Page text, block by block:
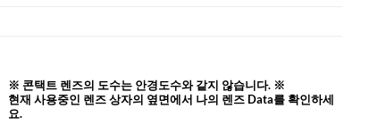
※ 콘택트 렌즈의 도수는 안경도수와 같지 않습니다. ※
현재 사용중인 렌즈 상자의 옆면에서 나의 렌즈 Data를 확인하세
요.